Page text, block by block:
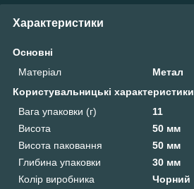
Характеристики
Основні
Матеріал
Метал
Користувальницькі характеристики
Вага упаковки (г)
11
Висота
50 мм
Висота паковання
50 мм
Глибина упаковки
30 мм
Колір виробника
Чорний